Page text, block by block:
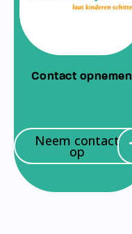
Contact opnemen
Neem contact
op